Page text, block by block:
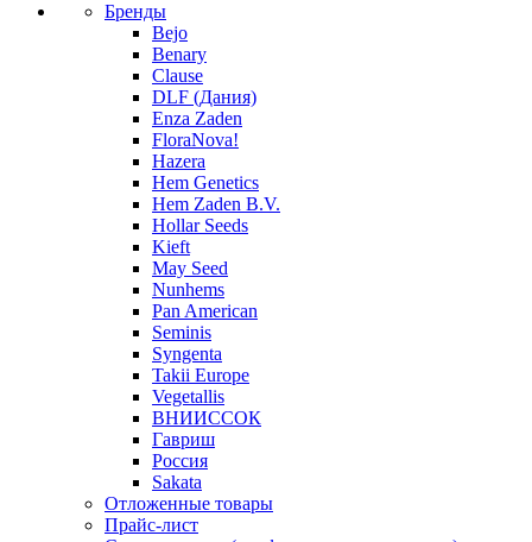
Бренды
Bejo
Benary
Clause
DLF (Дания)
Enza Zaden
FloraNova!
Hazera
Hem Genetics
Hem Zaden B.V.
Hollar Seeds
Kieft
May Seed
Nunhems
Pan American
Seminis
Syngenta
Takii Europe
Vegetallis
ВНИИССОК
Гавриш
Россия
Sakata
Отложенные товары
Прайс-лист